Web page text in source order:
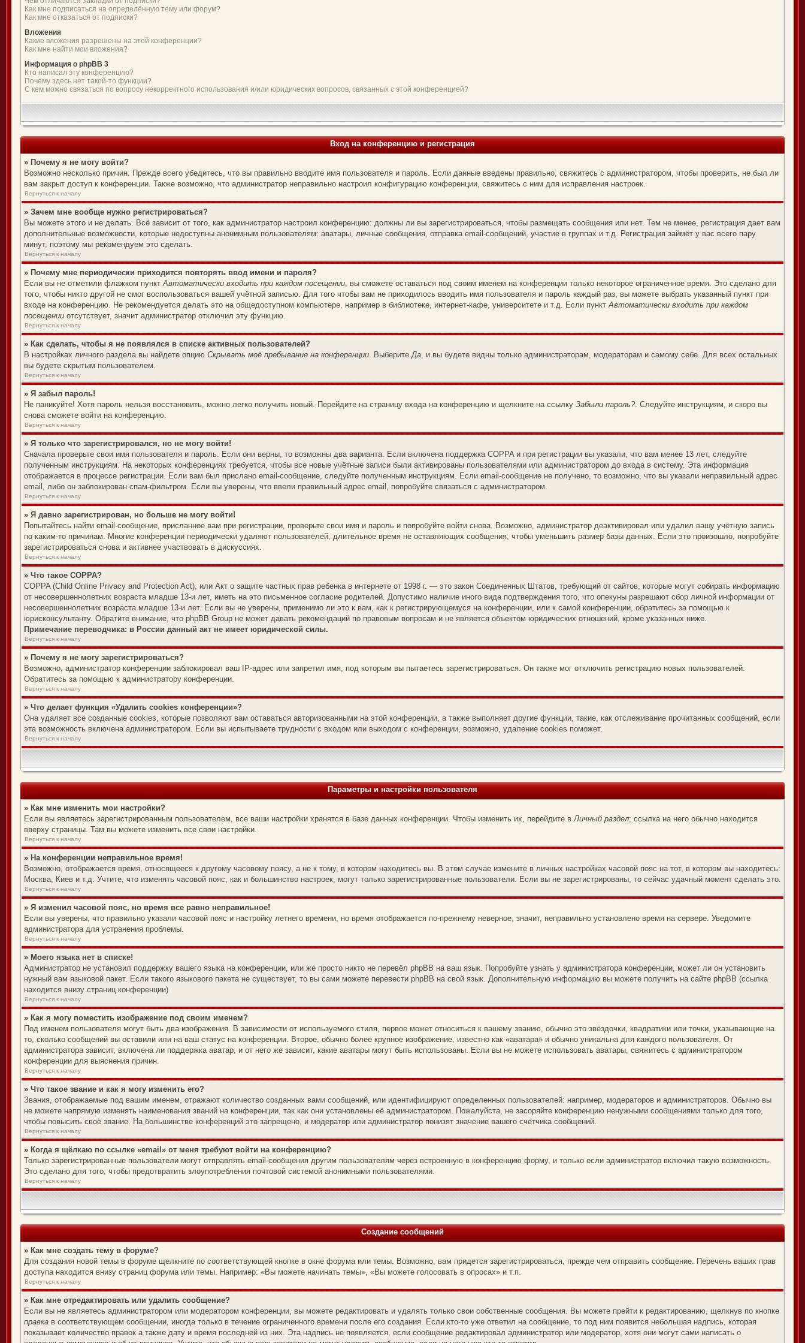
Как мне подписаться на определённую тему или форум?
Как мне отказаться от подписки?
Вложения
Какие вложения разрешены на этой конференции?
Как мне найти мои вложения?
Информация о phpBB 3
Кто написал эту конференцию?
Почему здесь нет такой-то функции?
С кем можно связаться по вопросу некорректного использования и/или юридических вопросов, связанных с этой конференцией?
Вход на конференцию и регистрация
» Почему я не могу войти?
Возможно несколько причин. Прежде всего убедитесь, что вы правильно вводите имя пользователя и пароль. Если данные введены правильно, свяжитесь с администратором, чтобы проверить, не был ли
вам закрыт доступ к конференции. Также возможно, что администратор неправильно настроил конфигурацию конференции, свяжитесь с ним для исправления настроек.
Вернуться к началу
» Зачем мне вообще нужно регистрироваться?
Вы можете этого и не делать. Всё зависит от того, как администратор настроил конференцию: должны ли вы зарегистрироваться, чтобы размещать сообщения или нет. Тем не менее, регистрация дает вам
дополнительные возможности, которые недоступны анонимным пользователям: аватары, личные сообщения, отправка email-сообщений, участие в группах и т.д. Регистрация займёт у вас всего пару
минут, поэтому мы рекомендуем это сделать.
Вернуться к началу
» Почему мне периодически приходится повторять ввод имени и пароля?
Если вы не отметили флажком пунктАвтоматически входить при каждом посещении, вы сможете оставаться под своим именем на конференции только некоторое ограниченное время. Это сделано для
того, чтобы никто другой не смог воспользоваться вашей учётной записью. Для того чтобы вам не приходилось вводить имя пользователя и пароль каждый раз, вы можете выбрать указанный пункт при
входе на конференцию. Не рекомендуется делать это на общедоступном компьютере, например в библиотеке, интернет-кафе, университете и т.д. Если пунктАвтоматически входить при каждом
посещении отсутствует, значит администратор отключил эту функцию.
Вернуться к началу
» Как сделать, чтобы я не появлялся в списке активных пользователей?
В настройках личного раздела вы найдете опцию Скрывать моё пребывание на конференции. ВыберитеДа, и вы будете видны только администраторам, модераторам и самому себе. Для всех остальных
вы будете скрытым пользователем.
Вернуться к началу
» Я забыл пароль!
Не паникуйте! Хотя пароль нельзя восстановить, можно легко получить новый. Перейдите на страницу входа на конференцию и щелкните на ссылку Забыли пароль?. Следуйте инструкциям, и скоро вы
снова сможете войти на конференцию.
Вернуться к началу
» Я только что зарегистрировался, но не могу войти!
Сначала проверьте свои имя пользователя и пароль. Если они верны, то возможны два варианта. Если включена поддержка COPPA и при регистрации вы указали, что вам менее 13 лет, следуйте
полученным инструкциям. На некоторых конференциях требуется, чтобы все новые учётные записи были активированы пользователями или администратором до входа в систему. Эта информация
отображается в процессе регистрации. Если вам был прислано email-сообщение, следуйте полученным инструкциям. Если email-сообщение не получено, то возможно, что вы указали неправильный адрес
email, либо он заблокирован спам-фильтром. Если вы уверены, что ввели правильный адрес email, попробуйте связаться с администратором.
Вернуться к началу
» Я давно зарегистрирован, но больше не могу войти!
Попытайтесь найти email-сообщение, присланное вам при регистрации, проверьте свои имя и пароль и попробуйте войти снова. Возможно, администратор деактивировал или удалил вашу учётную запись
по каким-то причинам. Многие конференции периодически удаляют пользователей, длительное время не оставляющих сообщения, чтобы уменьшить размер базы данных. Если это произошло, попробуйте
зарегистрироваться снова и активнее участвовать в дискуссиях.
Вернуться к началу
» Что такое COPPA?
COPPA (Child Online Privacy and Protection Act), или Акт о защите частных прав ребенка в интернете от 1998 г. — это закон Соединенных Штатов, требующий от сайтов, которые могут собирать информацию
от несовершеннолетних возраста младше 13-и лет, иметь на это письменное согласие родителей. Допустимо наличие иного вида подтверждения того, что опекуны разрешают сбор личной информации от
несовершеннолетних возраста младше 13-и лет. Если вы не уверены, применимо ли это к вам, как к регистрирующемуся на конференции, или к самой конференции, обратитесь за помощью к
юрисконсультанту. Обратите внимание, что phpBB Group не может давать рекомендаций по правовым вопросам и не является объектом юридических отношений, кроме указанных ниже.
Примечание переводчика: в России данный акт не имеет юридической силы.
Вернуться к началу
» Почему я не могу зарегистрироваться?
Возможно, администратор конференции заблокировал ваш IP-адрес или запретил имя, под которым вы пытаетесь зарегистрироваться. Он также мог отключить регистрацию новых пользователей.
Обратитесь за помощью к администратору конференции.
Вернуться к началу
» Что делает функция «Удалить cookies конференции»?
Она удаляет все созданные cookies, которые позволяют вам оставаться авторизованными на этой конференции, а также выполняет другие функции, такие, как отслеживание прочитанных сообщений, если
эта возможность включена администратором. Если вы испытываете трудности с входом или выходом с конференции, возможно, удаление cookies поможет.
Вернуться к началу
Параметры и настройки пользователя
» Как мне изменить мои настройки?
Если вы являетесь зарегистрированным пользователем, все ваши настройки хранятся в базе данных конференции. Чтобы изменить их, перейдите вЛичный раздел; ссылка на него обычно находится
вверху страницы. Там вы можете изменить все свои настройки.
Вернуться к началу
» На конференции неправильное время!
Возможно, отображается время, относящееся к другому часовому поясу, а не к тому, в котором находитесь вы. В этом случае измените в личных настройках часовой пояс на тот, в котором вы находитесь:
Москва, Киев и т.д. Учтите, что изменять часовой пояс, как и большинство настроек, могут только зарегистрированные пользователи. Если вы не зарегистрированы, то сейчас удачный момент сделать это.
Вернуться к началу
» Я изменил часовой пояс, но время все равно неправильное!
Если вы уверены, что правильно указали часовой пояс и настройку летнего времени, но время отображается по-прежнему неверное, значит, неправильно установлено время на сервере. Уведомите
администратора для устранения проблемы.
Вернуться к началу
» Моего языка нет в списке!
Администратор не установил поддержку вашего языка на конференции, или же просто никто не перевёл phpBB на ваш язык. Попробуйте узнать у администратора конференции, может ли он установить
нужный вам языковой пакет. Если такого языкового пакета не существует, то вы сами можете перевести phpBB на свой язык. Дополнительную информацию вы можете получить на сайте phpBB (ссылка
находится внизу страниц конференции)
Вернуться к началу
» Как я могу поместить изображение под своим именем?
Под именем пользователя могут быть два изображения. В зависимости от используемого стиля, первое может относиться к вашему званию, обычно это звёздочки, квадратики или точки, указывающие на
то, сколько сообщений вы оставили или на ваш статус на конференции. Второе, обычно более крупное изображение, известно как «аватара» и обычно уникальна для каждого пользователя. От
администратора зависит, включена ли поддержка аватар, и от него же зависит, какие аватары могут быть использованы. Если вы не можете использовать аватары, свяжитесь с администратором
конференции для выяснения причин.
Вернуться к началу
» Что такое звание и как я могу изменить его?
Звания, отображаемые под вашим именем, отражают количество созданных вами сообщений, или идентифицируют определенных пользователей: например, модераторов и администраторов. Обычно вы
не можете напрямую изменять наименования званий на конференции, так как они установлены её администратором. Пожалуйста, не засоряйте конференцию ненужными сообщениями только для того,
чтобы повысить своё звание. На большинстве конференций это запрещено, и модератор или администратор понизят значение вашего счётчика сообщений.
Вернуться к началу
» Когда я щёлкаю по ссылке «email» от меня требуют войти на конференцию?
Только зарегистрированные пользователи могут отправлять email-сообщения другим пользователям через встроенную в конференцию форму, и только если администратор включил такую возможность.
Это сделано для того, чтобы предотвратить злоупотребления почтовой системой анонимными пользователями.
Вернуться к началу
Создание сообщений
» Как мне создать тему в форуме?
Для создания новой темы в форуме щелкните по соответствующей кнопке в окне форума или темы. Возможно, вам придется зарегистрироваться, прежде чем отправить сообщение. Перечень ваших прав
доступа находится внизу страниц форума или темы. Например: «Вы можете начинать темы», «Вы можете голосовать в опросах» и т.п.
Вернуться к началу
» Как мне отредактировать или удалить сообщение?
Если вы не являетесь администратором или модератором конференции, вы можете редактировать и удалять только свои собственные сообщения. Вы можете прейти к редактированию, щелкнув по кнопке
правка в соответствующем сообщении, иногда только в течение ограниченного времени после его создания. Если кто-то уже ответил на сообщение, то под ним появится небольшая надпись, которая
показывает количество правок а также дату и время последней из них. Эта надпись не появляется, если сообщение редактировал администратор или модератор, хотя они могут сами написать о